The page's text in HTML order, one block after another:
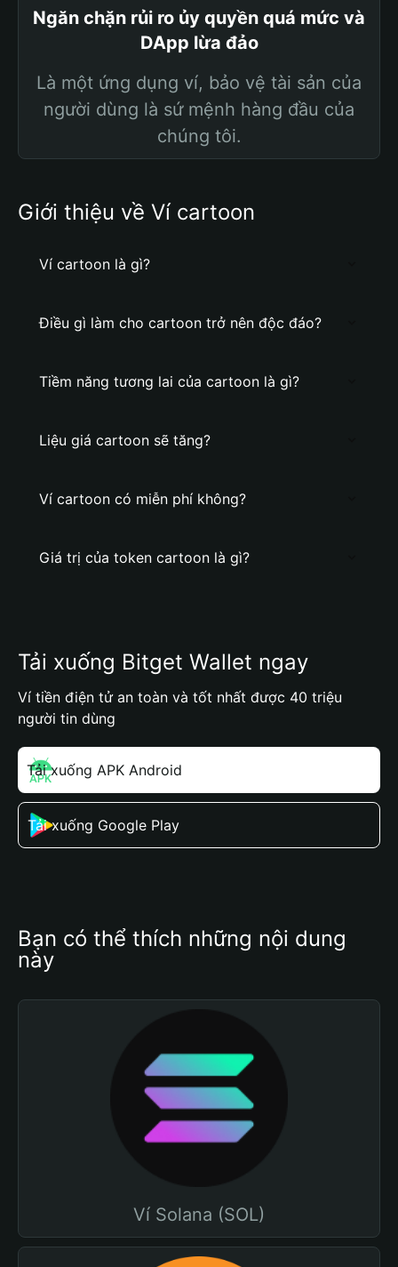
Ngăn chặn rủi ro ủy quyền quá mức và
DApp lừa đảo
Là một ứng dụng ví, bảo vệ tài sản của
người dùng là sứ mệnh hàng đầu của
chúng tôi.
Giới thiệu về Ví cartoon
Ví cartoon là gì?
Điều gì làm cho cartoon trở nên độc đáo?
Tiềm năng tương lai của cartoon là gì?
Liệu giá cartoon sẽ tăng?
Ví cartoon có miễn phí không?
Giá trị của token cartoon là gì?
Tải xuống Bitget Wallet ngay
Ví tiền điện tử an toàn và tốt nhất được 40 triệu
người tin dùng
Tải xuống APK Android
Tải xuống Google Play
Bạn có thể thích những nội dung
này
Ví Solana (SOL)